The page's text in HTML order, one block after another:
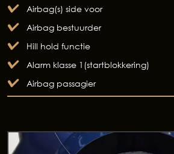
Airbag(s) side voor
Airbag bestuurder
Hill hold functie
Alarm klasse 1(startblokkering)
Airbag passagier